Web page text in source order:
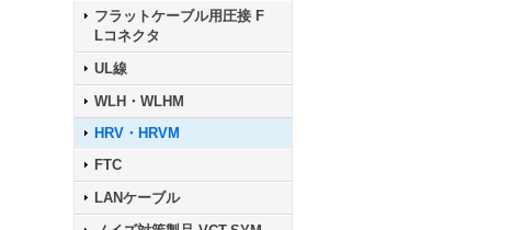
フラットケーブル用圧接 F
Lコネクタ
UL線
WLH・WLHM
HRV・HRVM
FTC
LANケーブル